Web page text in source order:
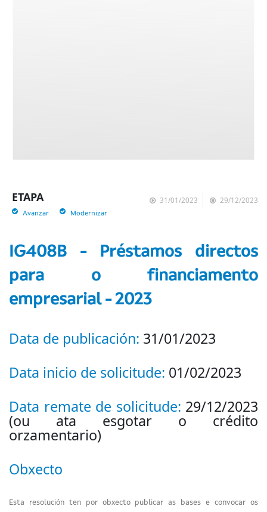
31/01/2023 29/12/2023
ETAPA
Avanzar Modernizar
IG408B - Préstamos directos
para o financiamento
empresarial - 2023
Data de publicación: 31/01/2023
Data inicio de solicitude: 01/02/2023
Data remate de solicitude: 29/12/2023
(ou ata esgotar o crédito
orzamentario)
Obxecto
Esta resolución ten por obxecto publicar as bases e convocar os